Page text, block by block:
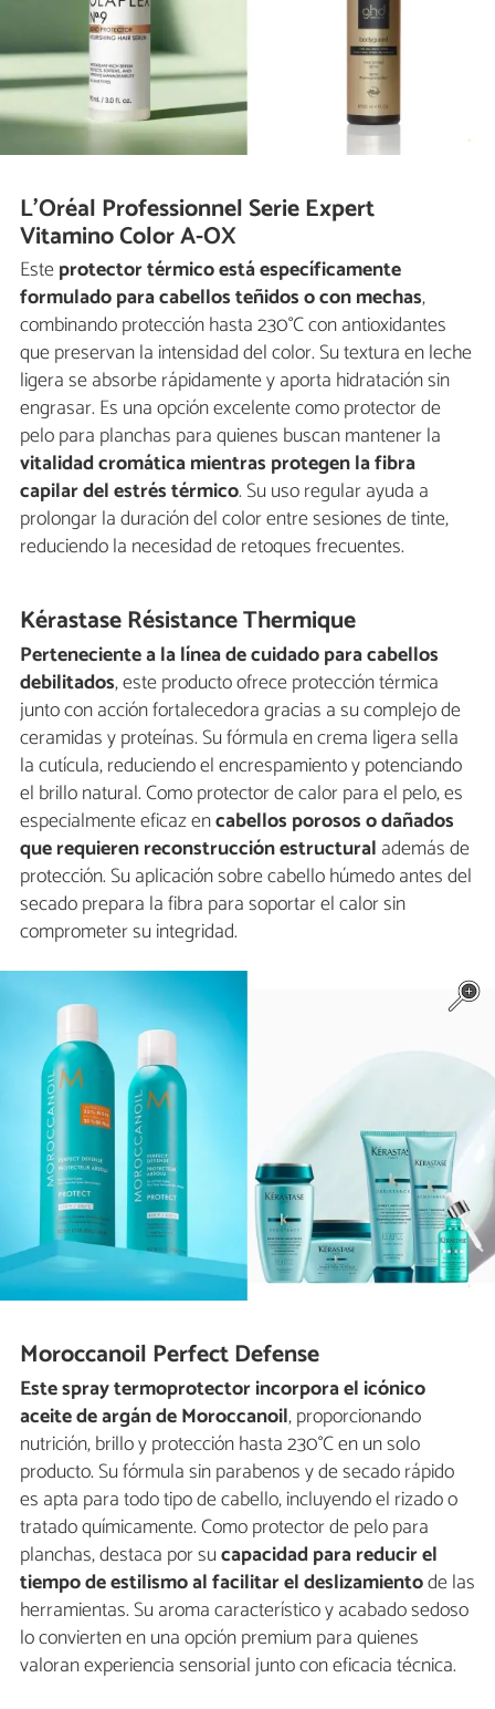
L'Oréal Professionnel Serie Expert
Vitamino Color A-OX
Esteprotector térmico está específicamente
formulado para cabellos teñidos o con mechas,
combinando protección hasta 230°C con antioxidantes
que preservan la intensidad del color. Su textura en leche
ligera se absorbe rápidamente y aporta hidratación sin
engrasar. Es una opción excelente como protector de
pelo para planchas para quienes buscan mantener la
vitalidad cromática mientras protegen la fibra
capilar del estrés térmico. Su uso regular ayuda a
prolongar la duración del color entre sesiones de tinte,
reduciendo la necesidad de retoques frecuentes.
Kérastase Résistance Thermique
Perteneciente a la línea de cuidado para cabellos
debilitados, este producto ofrece protección térmica
junto con acción fortalecedora gracias a su complejo de
ceramidas y proteínas. Su fórmula en crema ligera sella
la cutícula, reduciendo el encrespamiento y potenciando
el brillo natural. Como protector de calor para el pelo, es
especialmente eficaz encabellos porosos o dañados
que requieren reconstrucción estructural además de
protección. Su aplicación sobre cabello húmedo antes del
secado prepara la fibra para soportar el calor sin
comprometer su integridad.
Moroccanoil Perfect Defense
Este spray termoprotector incorpora el icónico
aceite de argán de Moroccanoil, proporcionando
nutrición, brillo y protección hasta 230°C en un solo
producto. Su fórmula sin parabenos y de secado rápido
es apta para todo tipo de cabello, incluyendo el rizado o
tratado químicamente. Como protector de pelo para
planchas, destaca por sucapacidad para reducir el
tiempo de estilismo al facilitar el deslizamientode las
herramientas. Su aroma característico y acabado sedoso
lo convierten en una opción premium para quienes
valoran experiencia sensorial junto con eficacia técnica.